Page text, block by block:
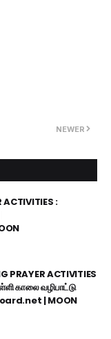
NEWER
ACTIVITIES :
PRAYER ACTIVITIES
காலை வழிபாட்டு
| MOON